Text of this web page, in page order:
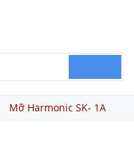
Mỡ Harmonic SK- 1A